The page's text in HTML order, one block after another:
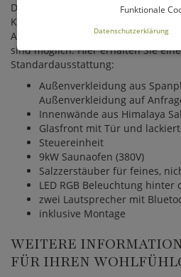
Die Sauna verfügt über eine
Komplettausstattung. Zusätzliche
Ausstattungswünsche sowie
sind möglich. Hier erhalten Sie
Standardausstattung:
Außenverkleidung aus
Außenverkleidung auf
Innenwände aus Himalaya
Glasfront mit Tür und
Steuereinheit
9kW Saunaofen (380V)
Salzzerstäuber für feines,
LED RGB Beleuchtung hinter
zwei Lautsprecher mit
inklusive Montage
WEITERE
FÜR IHREN
Funktionale
Datenschutzerklärung